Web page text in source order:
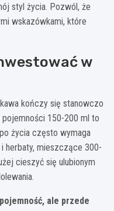
styl życia. Pozwól, że
wskazówkami, które
w
kończy się stanowczo
pojemności 150-200 ml to
życia często wymaga
herbaty, mieszczące 300-
cieszyć się ulubionym
ale przede